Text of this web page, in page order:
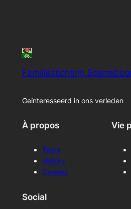
Familiestichting
Geínteresseerd in ons verleden
À propos
Team
History
Careers
Vie
Social